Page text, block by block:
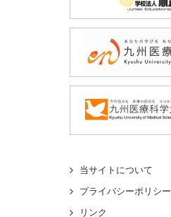
当サイトについて
プライバシーポリシー
リンク